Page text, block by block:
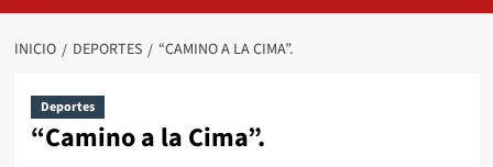
INICIO DEPORTES “CAMINO A LA CIMA”.
Deportes
“Camino a la Cima”.